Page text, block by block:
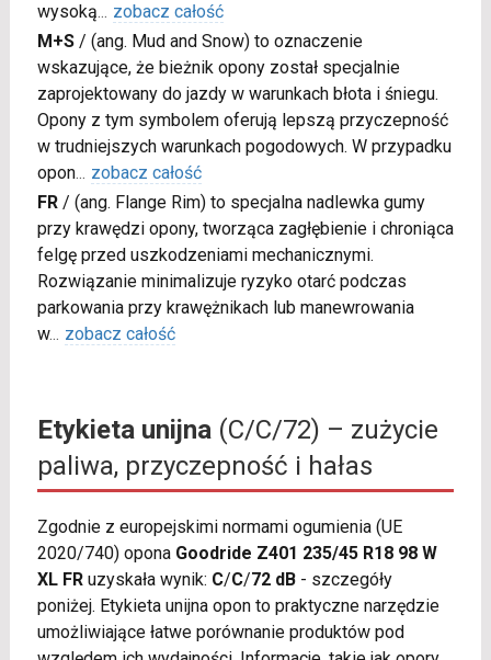
wysoką... zobacz całość
M+S/ (ang. Mud and Snow) to oznaczenie
wskazujące, że bieżnik opony został specjalnie
zaprojektowany do jazdy w warunkach błota i śniegu.
Opony z tym symbolem oferują lepszą przyczepność
w trudniejszych warunkach pogodowych. W przypadku
opon... zobacz całość
FR/ (ang. Flange Rim) to specjalna nadlewka gumy
przy krawędzi opony, tworząca zagłębienie i chroniąca
felgę przed uszkodzeniami mechanicznymi.
Rozwiązanie minimalizuje ryzyko otarć podczas
parkowania przy krawężnikach lub manewrowania
w... zobacz całość
Etykieta unijna(C/C/72) – zużycie
paliwa, przyczepność i hałas
Zgodnie z europejskimi normami ogumienia (UE
2020/740) opona Goodride Z401 235/45 R18 98 W
XL FRuzyskała wynik: C/C/72 dB- szczegóły
poniżej. Etykieta unijna opon to praktyczne narzędzie
umożliwiające łatwe porównanie produktów pod